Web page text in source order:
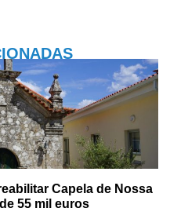
Capela de Nossa
55 mil euros